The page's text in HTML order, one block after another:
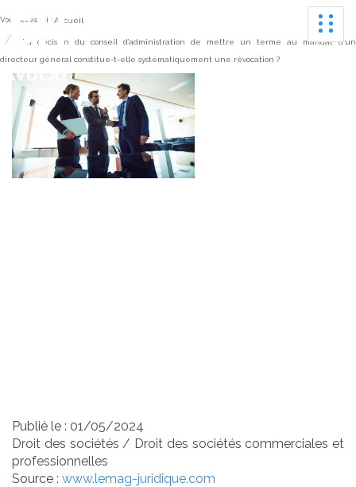
Vous êtes ici :Accueil
La décision du conseil d’administration de mettre un terme au mandat d’un
directeur général constitue-t-elle systématiquement une révocation ?
Publié le : 01/05/2024
Droit des sociétés / Droit des sociétés commerciales et
professionnelles
Source : www.lemag-juridique.com